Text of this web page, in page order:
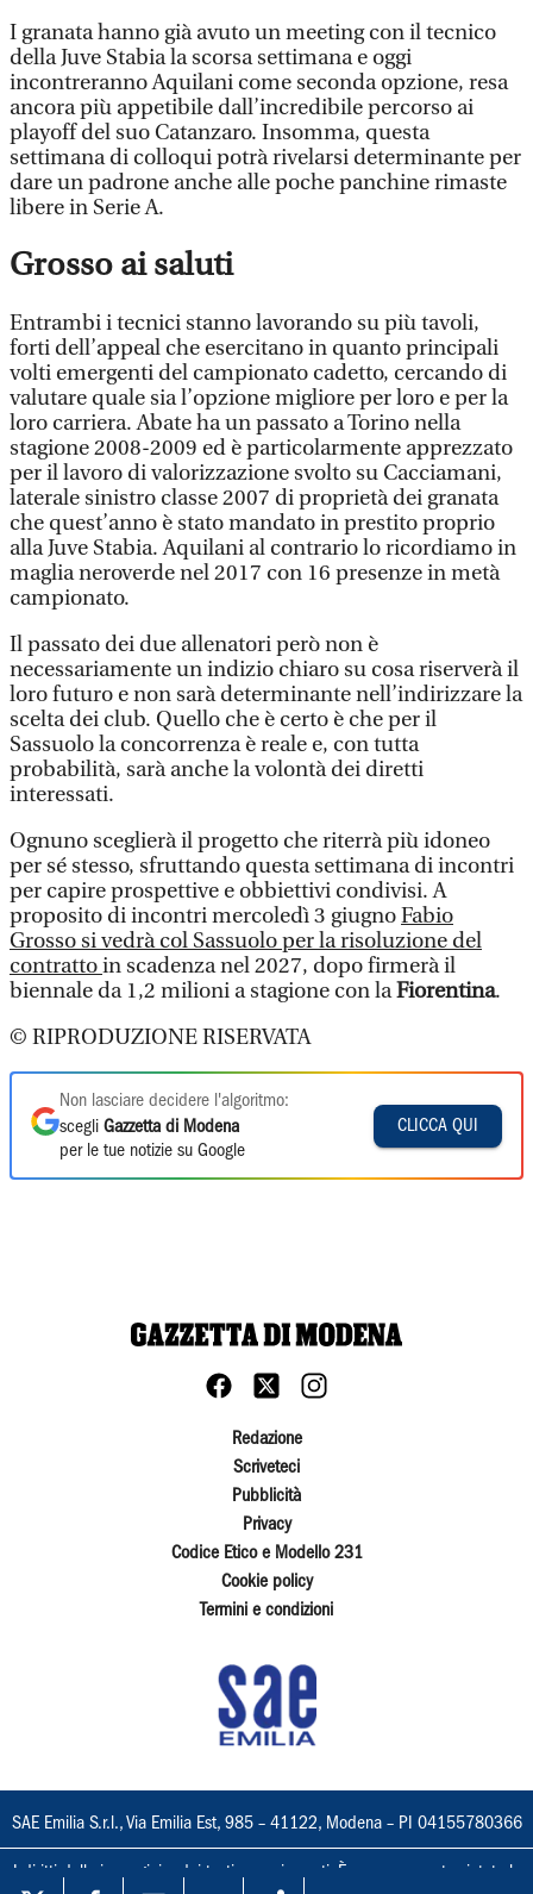
I granata hanno già avuto un meeting con il tecnico
della Juve Stabia la scorsa settimana e oggi
incontreranno Aquilani come seconda opzione, resa
ancora più appetibile dall’incredibile percorso ai
playoff del suo Catanzaro. Insomma, questa
settimana di colloqui potrà rivelarsi determinante per
dare un padrone anche alle poche panchine rimaste
libere in Serie A.
Grosso ai saluti
Entrambi i tecnici stanno lavorando su più tavoli,
forti dell’appeal che esercitano in quanto principali
volti emergenti del campionato cadetto, cercando di
valutare quale sia l’opzione migliore per loro e per la
loro carriera. Abate ha un passato a Torino nella
stagione 2008-2009 ed è particolarmente apprezzato
per il lavoro di valorizzazione svolto su Cacciamani,
laterale sinistro classe 2007 di proprietà dei granata
che quest’anno è stato mandato in prestito proprio
alla Juve Stabia. Aquilani al contrario lo ricordiamo in
maglia neroverde nel 2017 con 16 presenze in metà
campionato.
Il passato dei due allenatori però non è
necessariamente un indizio chiaro su cosa riserverà il
loro futuro e non sarà determinante nell’indirizzare la
scelta dei club. Quello che è certo è che per il
Sassuolo la concorrenza è reale e, con tutta
probabilità, sarà anche la volontà dei diretti
interessati.
Ognuno sceglierà il progetto che riterrà più idoneo
per sé stesso, sfruttando questa settimana di incontri
per capire prospettive e obbiettivi condivisi. A
proposito di incontri mercoledì 3 giugnoFabio
Grosso si vedrà col Sassuolo per la risoluzione del
contrattoin scadenza nel 2027, dopo firmerà il
biennale da 1,2 milioni a stagione con laFiorentina.
© RIPRODUZIONE RISERVATA
Non lasciare decidere l'algoritmo:
scegli Gazzetta di Modena
per le tue notizie su Google
CLICCA QUI
Redazione
Scriveteci
Pubblicità
Privacy
Codice Etico e Modello 231
Cookie policy
Termini e condizioni
SAE Emilia S.r.l., Via Emilia Est, 985 – 41122, Modena – PI 04155780366
I diritti delle immagini e dei testi sono riservati. È espressamente vietata la